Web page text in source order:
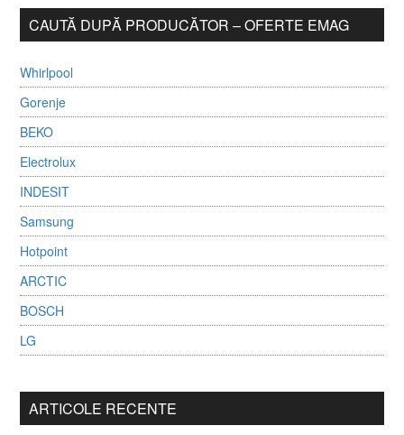
CAUTĂ DUPĂ PRODUCĂTOR – OFERTE EMAG
Whirlpool
Gorenje
BEKO
Electrolux
INDESIT
Samsung
Hotpoint
ARCTIC
BOSCH
LG
ARTICOLE RECENTE